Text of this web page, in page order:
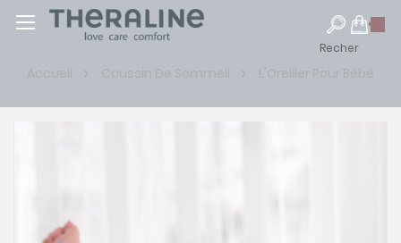
Recher
Accueil Coussin De Sommeil L'Oreiller Pour Bébé
gallery